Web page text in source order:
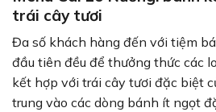
trái cây tươi
Đa số khách hàng đến với tiệm
đầu tiên đều để thưởng thức các
kết hợp với trái cây tươi đặc biệt
trung vào các dòng bánh ít ngọt